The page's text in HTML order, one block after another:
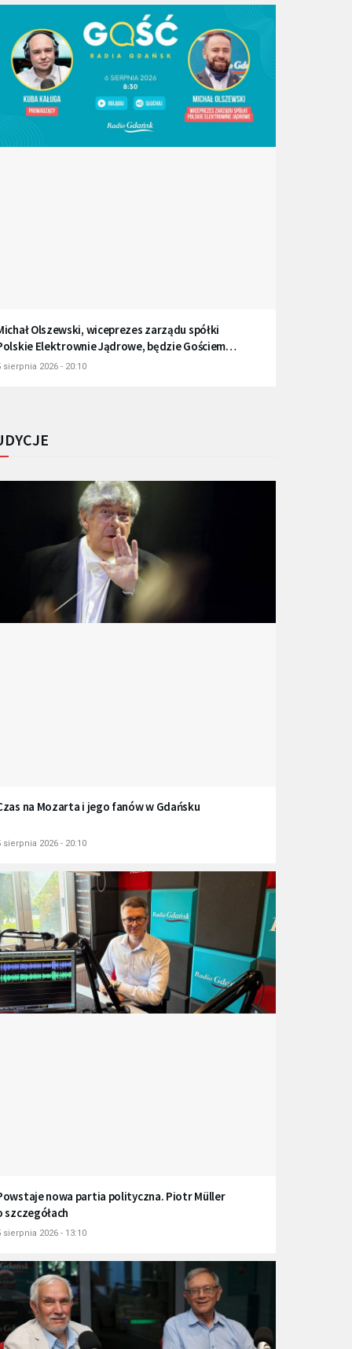
Olszewski, wiceprezes zarządu spółki
Elektrownie Jądrowe, będzie Gościem
Gdańsk
sierpnia 2026 - 20:10
na Mozarta i jego fanów w Gdańsku
sierpnia 2026 - 20:10
nowa partia polityczna. Piotr Müller
szczegółach
sierpnia 2026 - 13:10